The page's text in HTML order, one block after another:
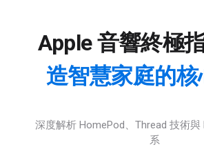
Apple 音響終極
造智慧家庭的
深度解析 HomePod、Thread 技術與
系